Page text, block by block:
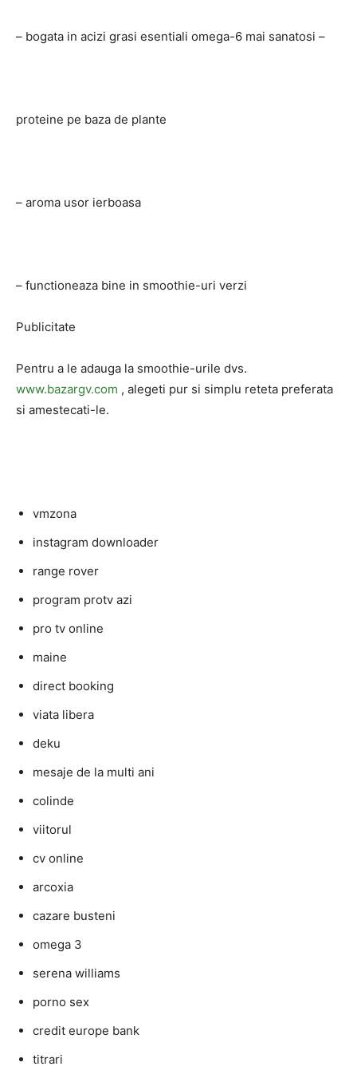
– bogata in acizi grasi esentiali omega-6 mai sanatosi –
proteine ​​pe baza de plante
– aroma usor ierboasa
– functioneaza bine in smoothie-uri verzi
Publicitate
Pentru a le adauga la smoothie-urile dvs.
www.bazargv.com , alegeti pur si simplu reteta preferata
si amestecati-le.
vmzona
instagram downloader
range rover
program protv azi
pro tv online
maine
direct booking
viata libera
deku
mesaje de la multi ani
colinde
viitorul
cv online
arcoxia
cazare busteni
omega 3
serena williams
porno sex
credit europe bank
titrari